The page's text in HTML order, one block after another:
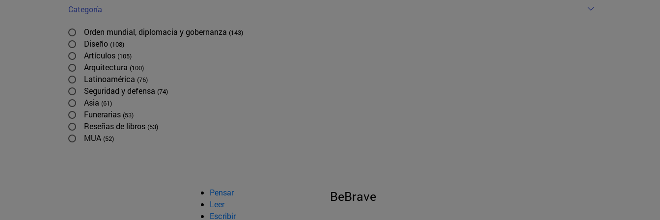
Categoría
Orden mundial, diplomacia y gobernanza (143)
Diseño (108)
Artículos (105)
Arquitectura (100)
Latinoamérica (76)
Seguridad y defensa (74)
Asia (61)
Funerarias (53)
Reseñas de libros (53)
MUA (52)
Pensar
Leer
Escribir
BeBrave